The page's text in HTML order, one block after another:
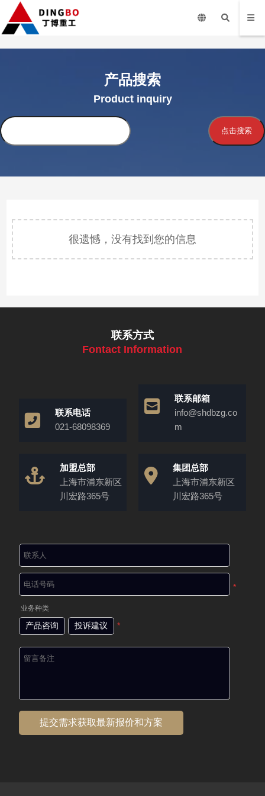
产品搜索
Product inquiry
点击搜索
很遗憾，没有找到您的信息
联系方式
Fontact Information
联系电话
021-68098369
联系邮箱
info@shdbzg.co
m
加盟总部
上海市浦东新区
川宏路365号
集团总部
上海市浦东新区
川宏路365号
*
业务种类
产品咨询 投诉建议 *